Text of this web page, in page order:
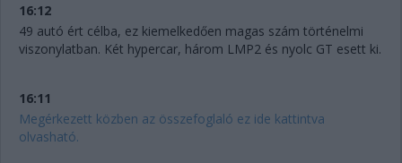
16:12
49 autó ért célba, ez kiemelkedően magas szám történelmi
viszonylatban. Két hypercar, három LMP2 és nyolc GT esett ki.
16:11
Megérkezett közben az összefoglaló ez ide kattintva
olvasható.